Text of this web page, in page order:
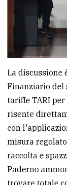
La discussione
Finanziario
tariffe TARI
risente
con
misura
raccolta e
Paderno
trovare totale